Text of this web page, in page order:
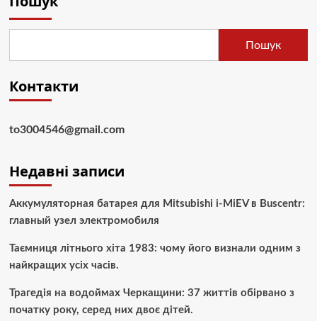
Пошук
Контакти
to3004546@gmail.com
Недавні записи
Аккумуляторная батарея для Mitsubishi i-MiEV в Buscentr:
главный узел электромобиля
Таємниця літнього хіта 1983: чому його визнали одним з
найкращих усіх часів.
Трагедія на водоймах Черкащини: 37 життів обірвано з
початку року, серед них двоє дітей.